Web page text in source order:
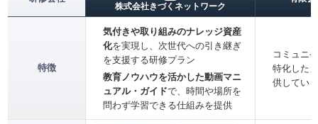
株式会社きづくネットワーク
特徴
気付きや取り組みのナレッジ資産
化を実現し、次世代への引き継ぎ
を支援する研修プラン
教育ノウハウを活かした動画マニ
ュアル・ガイドで、時間や場所を
問わず学習できる仕組みを提供
コミュニ
特化した
供してい